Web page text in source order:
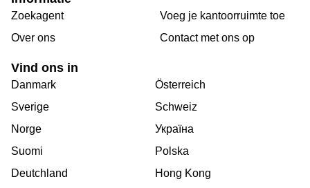
Zoekagent
Over ons
Voeg je kantoorruimte toe
Сontact met ons op
Vind ons in
Danmark
Sverige
Norge
Suomi
Deutchland
Österreich
Schweiz
Україна
Polska
Hong Kong